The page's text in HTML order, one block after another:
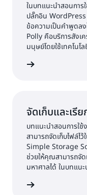
ในบทแนะนำสอนกา
ปลั๊กอิน WordPress
ข้อความเป็นคำพูดล
Polly คือบริการสังเ
มนุษย์โดยใช้เทคโน
สั่งงานด้วยเสียงพูดไ
จัดเก็บและเรี
บทแนะนำสอนการใ
สามารถจัดเก็บไฟล์ไ
Simple Storage
ช่วยให้คุณสามารถจัด
มหาศาลได้ ในบทแน